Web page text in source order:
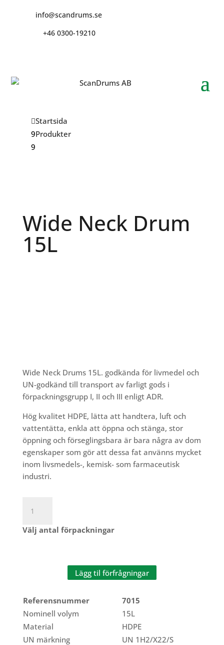
info@scandrums.se
+46 0300-19210
Startsida
Produkter
Wide Neck Drum
15L
Wide Neck Drums 15L. godkända för livmedel och
UN-godkänd till transport av farligt gods i
förpackningsgrupp I, II och III enligt ADR.
Hög kvalitet HDPE, lätta att handtera, luft och
vattentätta, enkla att öppna och stänga, stor
öppning och förseglingsbara är bara några av dom
egenskaper som gör att dessa fat använns mycket
inom livsmedels-, kemisk- som farmaceutisk
industri.
Neck
Drum
Välj antal förpackningar
Lägg til förfrågningar
Referensnummer
7015
Nominell volym
15L
Material
HDPE
UN märkning
UN 1H2/X22/S